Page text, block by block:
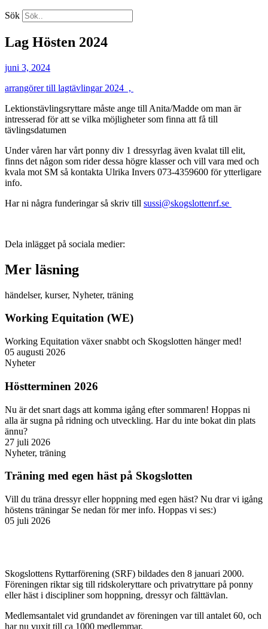
Sök
Lag Hösten 2024
juni 3, 2024
arrangörer till lagtävlingar 2024 ,
Lektionstävlingsryttare måste ange till Anita/Madde om man är
intresserad för att se vilka möjligheter som finna att få till
tävlingsdatumen
Under våren har vårt ponny div 1 dressyrlag även kvalat till elit,
finns det någon som rider dessa högre klasser och vill vara med och
kvala mot SM så kontakta Ulrika Invers 073-4359600 för ytterligare
info.
Har ni några funderingar så skriv till sussi@skogslottenrf.se
Dela inlägget på sociala medier:
Mer läsning
händelser, kurser, Nyheter, träning
Working Equitation (WE)
Working Equitation växer snabbt och Skogslotten hänger med!
05 augusti 2026
Nyheter
Höstterminen 2026
Nu är det snart dags att komma igång efter sommaren! Hoppas ni
alla är sugna på ridning och utveckling. Har du inte bokat din plats
ännu?
27 juli 2026
Nyheter, träning
Träning med egen häst på Skogslotten
Vill du träna dressyr eller hoppning med egen häst? Nu drar vi igång
höstens träningar Se nedan för mer info. Hoppas vi ses:)
05 juli 2026
Skogslottens Ryttarförening (SRF) bildades den 8 januari 2000.
Föreningen riktar sig till ridskoleryttare och privatryttare på ponny
eller häst i discipliner som hoppning, dressyr och fälttävlan.
Medlemsantalet vid grundandet av föreningen var till antalet 60, och
har nu vuxit till ca 1000 medlemmar.